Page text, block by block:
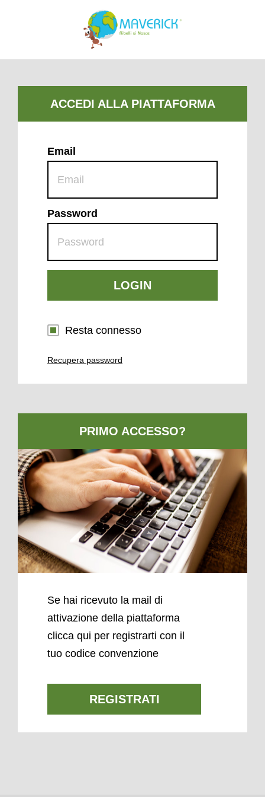
Email
Password
LOGIN
Resta connesso
Recupera password
Se hai ricevuto la mail di
attivazione della piattaforma
clicca qui per registrarti con il
tuo codice convenzione
REGISTRATI